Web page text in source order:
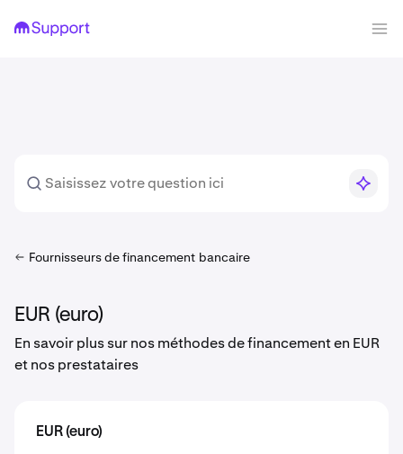
Fournisseurs de financement bancaire
EUR (euro)
En savoir plus sur nos méthodes de financement en EUR
et nos prestataires
EUR (euro)